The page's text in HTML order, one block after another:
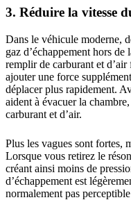
3. Réduire la vitesse
Dans le véhicule moderne,
gaz d’échappement hors
remplir de carburant et d’air
ajouter une force
déplacer plus rapidement.
aident à évacuer la
carburant et d’air.
Plus les vagues sont fortes,
Lorsque vous retirez le
créant ainsi moins de
d’échappement est
normalement pas